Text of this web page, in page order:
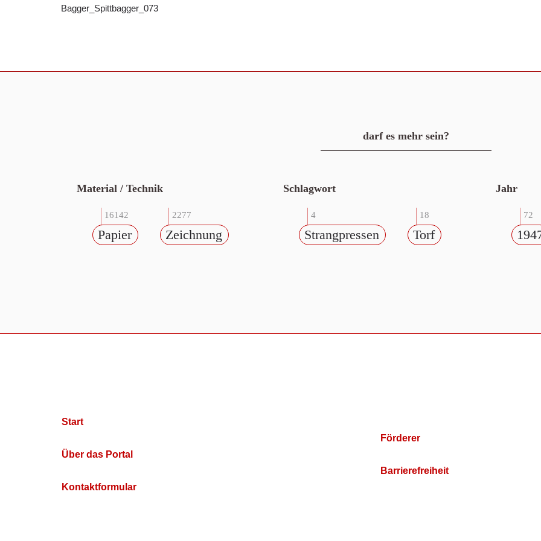
Bagger_Spittbagger_073
darf es mehr sein?
Material / Technik
16142
Papier
2277
Zeichnung
Schlagwort
4
Strangpressen
18
Torf
Jahr
72
Start
Über das Portal
Kontaktformular
Förderer
Barrierefreiheit